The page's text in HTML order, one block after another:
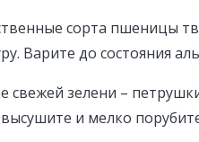
сорта пшеницы
Варите до состояния
свежей зелени –
и мелко